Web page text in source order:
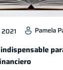
Pamela